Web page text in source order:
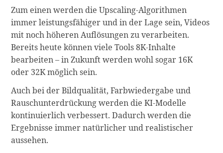
Zum einen werden die Upscaling-Algorithmen
immer leistungsfähiger und in der Lage sein, Videos
mit noch höheren Auflösungen zu verarbeiten.
Bereits heute können viele Tools 8K-Inhalte
bearbeiten – in Zukunft werden wohl sogar 16K
oder 32K möglich sein.
Auch bei der Bildqualität, Farbwiedergabe und
Rauschunterdrückung werden die KI-Modelle
kontinuierlich verbessert. Dadurch werden die
Ergebnisse immer natürlicher und realistischer
aussehen.